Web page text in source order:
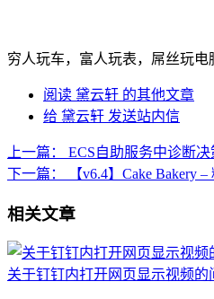
穷人玩车，富人玩表，屌丝玩电
阅读 黛云轩 的其他文章
给 黛云轩 发送站内信
上一篇：
ECS自助服务中诊断决
下一篇：
【v6.4】Cake Bakery
相关文章
关于钉钉内打开网页显示视频的